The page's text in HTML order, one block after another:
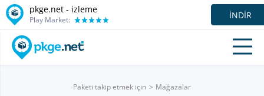
pkge.net - izleme
Play Market: İNDIR
Paketi takip etmek için Mağazalar